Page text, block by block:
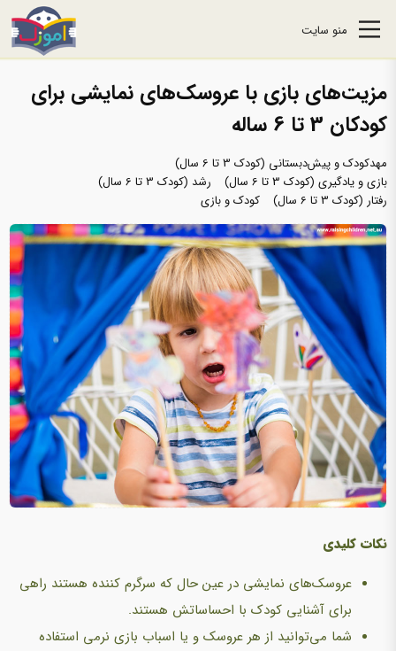
منو سایت
مزیت‌های بازی با عروسک‌های نمایشی برای
کودکان 3 تا 6 ساله
مهدکودک و پیش‌دبستانی (کودک 3 تا 6 سال)
بازی و یادگیری (کودک 3 تا 6 سال)
رشد (کودک 3 تا 6 سال)
رفتار (کودک 3 تا 6 سال)
کودک و بازی
نکات کليدی
عروسک‌های نمایشی در عین حال که سرگرم کننده هستند راهی
براي آشنایی کودک با احساساتش هستند.
شما می‌توانيد از هر عروسک و يا اسباب بازی نرمی استفاده